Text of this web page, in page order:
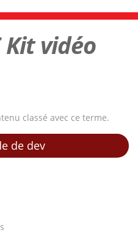
Kit vidéo
classé avec ce terme.
de dev